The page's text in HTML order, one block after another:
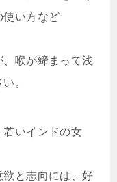
使い方など
喉が締まって浅
。
若いインドの女
と志向には、好